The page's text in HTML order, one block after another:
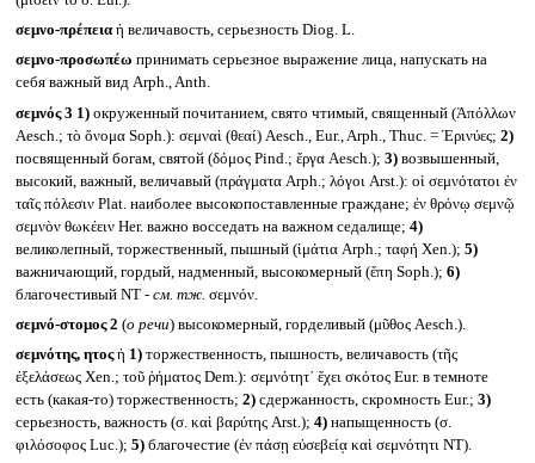
σεμνο-πρέπεια ἡ величавость, серьезность Diog. L.
σεμνο-προσωπέω принимать серьезное выражение лица, напускать на
себя важный вид Arph., Anth.
σεμνός 3 1)окруженный почитанием, свято чтимый, священный (Ἀπόλλων
Aesch.; τὸ ὄνομα Soph.): σεμναὶ (θεαί) Aesch., Eur., Arph., Thuc. = Ἐρινύες; 2)
посвященный богам, святой (δόμος Pind.; ἔργα Aesch.); 3)возвышенный,
высокий, важный, величавый (πράγματα Arph.; λόγοι Arst.): οἱ σεμνότατοι ἐν
ταῖς πόλεσιν Plat. наиболее высокопоставленные граждане; ἐν θρόνῳ σεμνῷ
σεμνὸν θωκέειν Her. важно восседать на важном седалище; 4)
великолепный, торжественный, пышный (ἱμάτια Arph.; ταφή Xen.); 5)
важничающий, гордый, надменный, высокомерный (ἔπη Soph.); 6)
благочестивый NT - см. тж. σεμνόν.
σεμνό-στομος 2 (о речи) высокомерный, горделивый (μῦθος Aesch.).
σεμνότης, ητοςἡ 1)торжественность, пышность, величавость (τῆς
ἐξελάσεως Xen.; τοῦ ῥήματος Dem.): σεμνότητ᾽ ἔχει σκότος Eur. в темноте
есть (какая-то) торжественность; 2)сдержанность, скромность Eur.; 3)
серьезность, важность (σ. καὶ βαρύτης Arst.); 4)напыщенность (σ.
φιλόσοφος Luc.); 5)благочестие (ἐν πάσῃ εὐσεβείᾳ καὶ σεμνότητι NT).